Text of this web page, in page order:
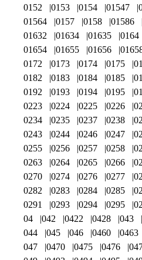
0152
0153 0154 01547
01564
0157 0158 01586
01632
01634 01635 0164
01654
01655 01656
0172
0173 0174 0175
0182
0183 0184 0185
0192
0193 0194 0195
0223
0224 0225 0226
0234
0235 0237 0238
0243
0244 0246 0247
0255
0256 0257 0258
0263
0264 0265 0266
0270
0274 0276 0277
0282
0283 0284 0285
0291
0293 0294 0295
04
042 0422 0428 043
044
045 046 0460 0463
047
0470 0475 0476